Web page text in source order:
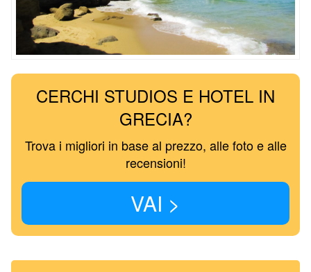
CERCHI STUDIOS E HOTEL IN
GRECIA?
Trova i migliori in base al prezzo, alle foto e alle
recensioni!
VAI >